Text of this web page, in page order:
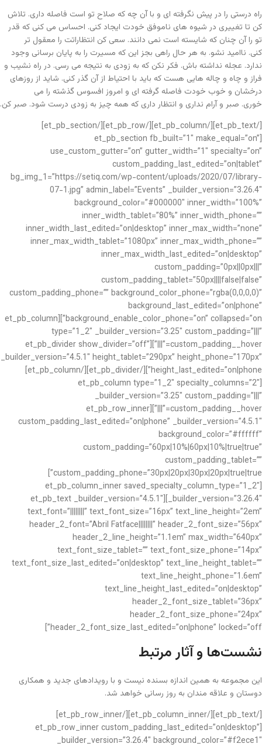
راه درستی را در پیش نگرفته ای و با آن چه که صلاح تو است فاصله داری. تلاش
کن تا تغییری در شیوه های ناموفق خودت ایجاد کنی. احساس می کنی که قدر
تو را آن چنان که شایسته است نمی دانند. سعی کن انتظاراتت را معقول تر
کنی. ناامید نشو. به هر حال راهی بجز این که مسیرت را به پایان برسانی وجود
ندارد. عجله نداشته باش. فکر نکن که به زودی به نتیجه می رسی. در راه نشیب و
فراز و چاه و چاله هایی هست که باید با احتیاط از آن گذر کنی. شاید از روزهای
درخشان و خوب خودت فاصله گرفته ای و امروز افسوس گذشته را می
خوری. صبر و آرام نداری و انتظار داری که همه چیز به زودی درست شود. صبر کن.
[/et_pb_text][/et_pb_column][/et_pb_row][/et_pb_section]
[et_pb_section fb_built=”1″ make_equal=”on”
use_custom_gutter=”on” gutter_width=”1″ specialty=”on”
custom_padding_last_edited=”on|tablet”
bg_img_1=”https://setiq.com/wp-content/uploads/2020/07/library-
07-1.jpg” admin_label=”Events” _builder_version=”3.26.4″
background_color=”#000000″ inner_width=”100%”
inner_width_tablet=”80%” inner_width_phone=””
inner_width_last_edited=”on|desktop” inner_max_width=”none”
inner_max_width_tablet=”1080px” inner_max_width_phone=””
inner_max_width_last_edited=”on|desktop”
custom_padding=”0px||0px|||”
custom_padding_tablet=”50px||||false|false”
custom_padding_phone=”” background_color_phone=”rgba(0,0,0,0)”
background_last_edited=”on|phone”
background_enable_color_phone=”on” collapsed=”on”][et_pb_column
type=”1_2″ _builder_version=”3.25″ custom_padding=”|||”
custom_padding__hover=”|||”][et_pb_divider show_divider=”off”
_builder_version=”4.5.1″ height_tablet=”290px” height_phone=”170px”
height_last_edited=”on|phone”][/et_pb_divider][/et_pb_column]
[et_pb_column type=”1_2″ specialty_columns=”2″
_builder_version=”3.25″ custom_padding=”|||”
custom_padding__hover=”|||”][et_pb_row_inner
custom_padding_last_edited=”on|phone” _builder_version=”4.5.1″
background_color=”#ffffff”
custom_padding=”60px|10%|60px|10%|true|true”
custom_padding_tablet=””
custom_padding_phone=”30px|20px|30px|20px|true|true”]
[et_pb_column_inner saved_specialty_column_type=”1_2″
_builder_version=”3.26.4″][et_pb_text _builder_version=”4.5.1″
text_font=”||||||||” text_font_size=”16px” text_line_height=”2em”
header_2_font=”Abril Fatface||||||||” header_2_font_size=”56px”
header_2_line_height=”1.1em” max_width=”640px”
text_font_size_tablet=”” text_font_size_phone=”14px”
text_font_size_last_edited=”on|desktop” text_line_height_tablet=””
text_line_height_phone=”1.6em”
text_line_height_last_edited=”on|desktop”
header_2_font_size_tablet=”36px”
header_2_font_size_phone=”24px”
header_2_font_size_last_edited=”on|phone” locked=”off”]
نشست‌ها و آثار مرتبط
این مجموعه به همین اندازه بسنده نیست و با رویدادهای جدید و همکاری
دوستان و علاقه مندان به روز رسانی خواهد شد.
[/et_pb_text][/et_pb_column_inner][/et_pb_row_inner]
[et_pb_row_inner custom_padding_last_edited=”on|desktop”
_builder_version=”3.26.4″ background_color=”#f2ece1″